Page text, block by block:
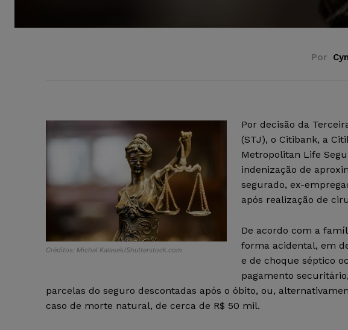
Por
Créditos: Michal Kalasek/Shutterstock.com
Por decisão da
(STJ), o Citibank, a
Metropolitan Life
indenização de
segurado, ex-
após realização de
De acordo com a
forma acidental, em
e de choque séptico
pagamento
parcelas do seguro descontadas após o óbito, ou,
caso de morte natural, de cerca de R$ 50 mil.